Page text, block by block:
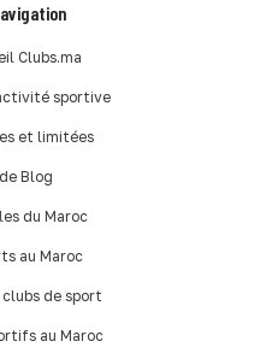
Clubs.ma
sportive
et limitées
Blog
du Maroc
au Maroc
de sport
au Maroc